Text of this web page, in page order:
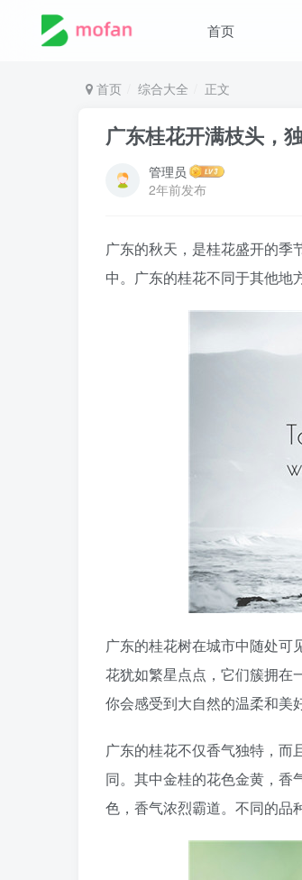
首页
首页 综合大全 正文
广东桂花开满枝头，
管理员
2年前发布
广东的秋天，是桂花盛开的季
中。广东的桂花不同于其他地
广东的桂花树在城市中随处可
花犹如繁星点点，它们簇拥在
你会感受到大自然的温柔和美
广东的桂花不仅香气独特，而
同。其中金桂的花色金黄，香
色，香气浓烈霸道。不同的品